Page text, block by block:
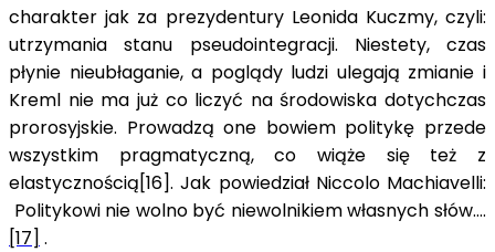
charakter jak za prezydentury Leonida Kuczmy, czyli:
utrzymania stanu pseudointegracji. Niestety, czas
płynie nieubłaganie, a poglądy ludzi ulegają zmianie i
Kreml nie ma już co liczyć na środowiska dotychczas
prorosyjskie. Prowadzą one bowiem politykę przede
wszystkim pragmatyczną, co wiąże się też z
elastycznością[16]. Jak powiedział Niccolo Machiavelli:
Politykowi nie wolno być niewolnikiem własnych słów….
[17] .